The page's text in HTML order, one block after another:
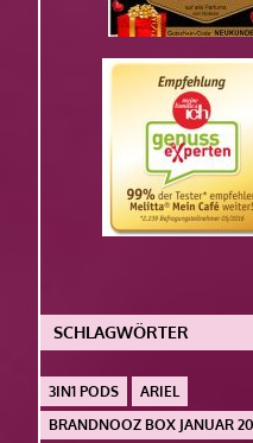
SCHLAGWÖRTER
3IN1 PODS
ARIEL
BRANDNOOZ BOX JANUAR